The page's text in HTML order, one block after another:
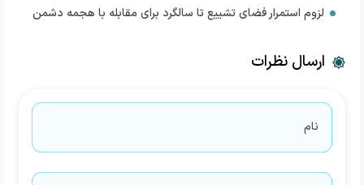
لزوم استمرار فضای تشییع تا سالگرد برای مقابله با هجمه دشمن
ارسال نظرات